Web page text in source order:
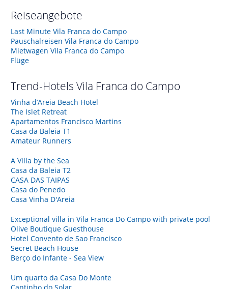
Reiseangebote
Last Minute Vila Franca do Campo
Pauschalreisen Vila Franca do Campo
Mietwagen Vila Franca do Campo
Flüge
Trend-Hotels Vila Franca do Campo
Vinha d’Areia Beach Hotel
The Islet Retreat
Apartamentos Francisco Martins
Casa da Baleia T1
Amateur Runners
A Villa by the Sea
Casa da Baleia T2
CASA DAS TAIPAS
Casa do Penedo
Casa Vinha D'Areia
Exceptional villa in Vila Franca Do Campo with private pool
Olive Boutique Guesthouse
Hotel Convento de Sao Francisco
Secret Beach House
Berço do Infante - Sea View
Um quarto da Casa Do Monte